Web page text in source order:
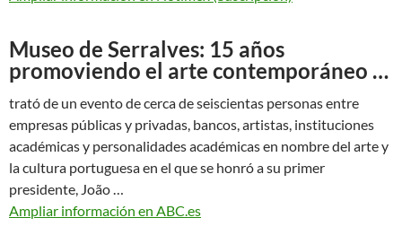
Museo de Serralves: 15 años
promoviendo el arte contemporáneo …
trató de un evento de cerca de seiscientas personas entre
empresas públicas y privadas, bancos, artistas, instituciones
académicas y personalidades académicas en nombre del arte y
la cultura portuguesa en el que se honró a su primer
presidente, João …
Ampliar información en ABC.es